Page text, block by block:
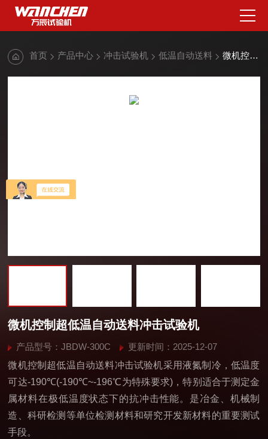
首页 产品中心 冲击试验机 低温自动送料 微机控制超低温自动送料冲击试验机
微机控制超低温自动送料冲击试验机
产品型号：JBDW-300C
更新时间：2025-12-07
微机控制超低温自动送料冲击试验机采用液氮制冷，低温度
可达-190℃(-190℃~-196℃为特殊要求)，特别适合于测定金
属材料在极低温度状态下的抗冲击性能。是冶金、机械制
造、科研检测等单位检测材料和研究开发新材料的重要测试
手段。